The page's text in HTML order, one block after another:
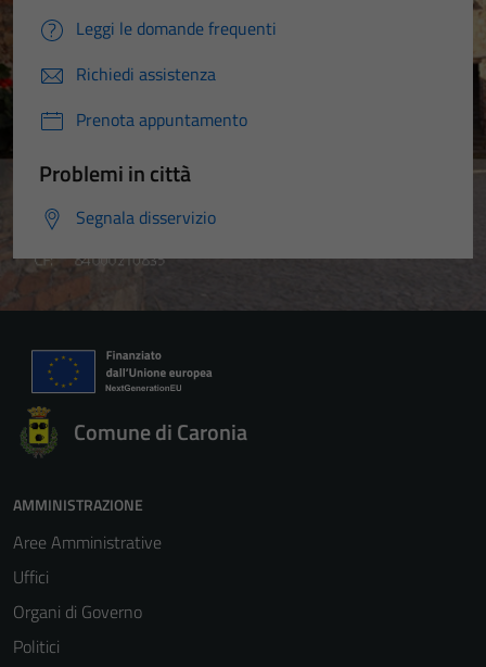
Leggi le domande frequenti
Richiedi assistenza
Prenota appuntamento
Problemi in città
Segnala disservizio
Comune di Caronia
AMMINISTRAZIONE
Aree Amministrative
Uffici
Organi di Governo
Politici